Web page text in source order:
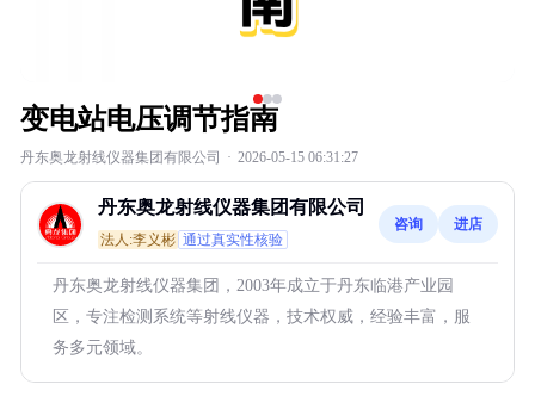
变电站电压调节指南
丹东奥龙射线仪器集团有限公司 · 2026-05-15 06:31:27
丹东奥龙射线仪器集团有限公司
法人:李义彬 通过真实性核验
咨询 进店
丹东奥龙射线仪器集团，2003年成立于丹东临港产业园
区，专注检测系统等射线仪器，技术权威，经验丰富，服
务多元领域。